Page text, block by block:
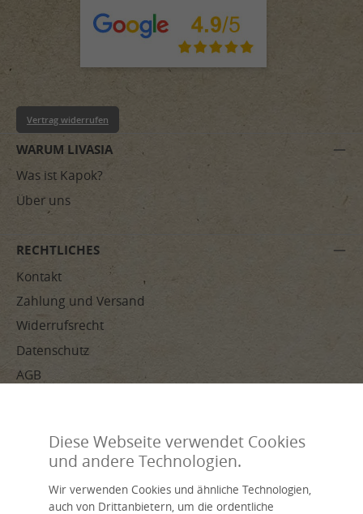
WARUM LIVASIA
Was ist Kapok?
Über uns
RECHTLICHES
Kontakt
Zahlung und Versand
Widerrufsrecht
Datenschutz
AGB
Vertrag widerrufen
ZAHLUNGSARTEN
Diese Webseite verwendet Cookies
und andere Technologien.
Wir verwenden Cookies und ähnliche Technologien,
auch von Drittanbietern, um die ordentliche